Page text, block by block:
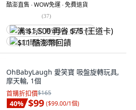
酷澎直售 ∙ WOW免運 ∙ 免費退貨
(37)
满 $1,500 再省 $75 (王道卡)
$11 酷澎幣回饋
OhBabyLaugh 愛笑寶 吸盤旋轉玩具,
摩天輪, 1個
首購折扣價$165
40% $99 ($99.00/1個)